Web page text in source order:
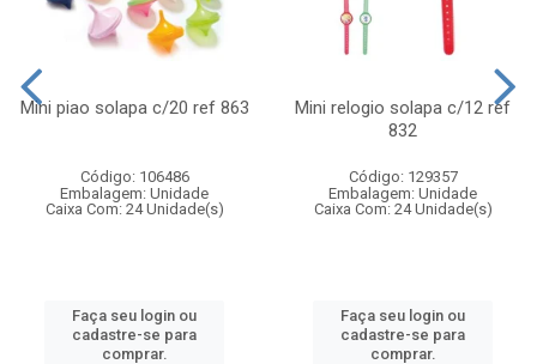
Mini piao solapa c/20 ref 863
Código: 106486
Embalagem: Unidade
Caixa Com: 24 Unidade(s)
Faça seu login ou
cadastre-se para
comprar.
Mini relogio solapa c/12 ref
832
Código: 129357
Embalagem: Unidade
Caixa Com: 24 Unidade(s)
Faça seu login ou
cadastre-se para
comprar.